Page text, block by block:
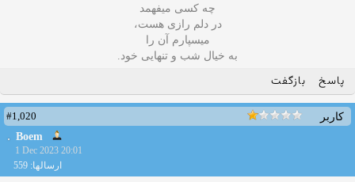
چه کسی میفهمد
در دلم رازی هست،
میسپارم آن را
به خیال شب و تنهایی خود.
پاسخ بازگفت
کاربر
#1,020
Boem
1 Dec 2023 20:01
ارسالها: 559